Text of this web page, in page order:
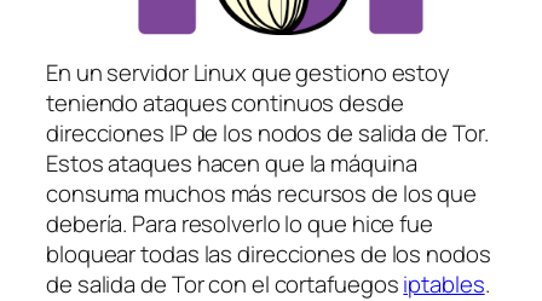
En un servidor Linux que gestiono estoy
teniendo ataques continuos desde
direcciones IP de los nodos de salida de Tor.
Estos ataques hacen que la máquina
consuma muchos más recursos de los que
debería. Para resolverlo lo que hice fue
bloquear todas las direcciones de los nodos
de salida de Tor con el cortafuegosiptables.